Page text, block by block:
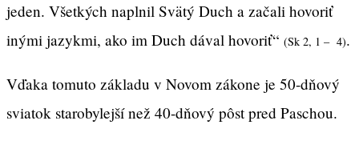
jeden. Všetkých naplnil Svätý Duch a začali hovoriť
inými jazykmi, ako im Duch dával hovoriť“ (Sk 2, 1 – 4).
Vďaka tomuto základu v Novom zákone je 50-dňový
sviatok starobylejší než 40-dňový pôst pred Paschou.